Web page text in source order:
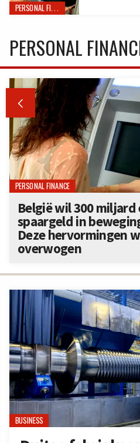
PERSONAL FINANCE
BUSINESS
PERSONAL

PERSONAL FINANCE
België wil 300 miljard
spaargeld in
Deze hervormingen
overwogen